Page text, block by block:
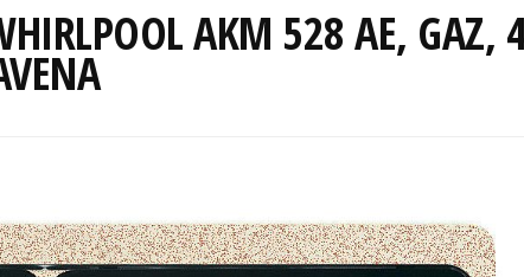
AKM 528 AE, GAZ,